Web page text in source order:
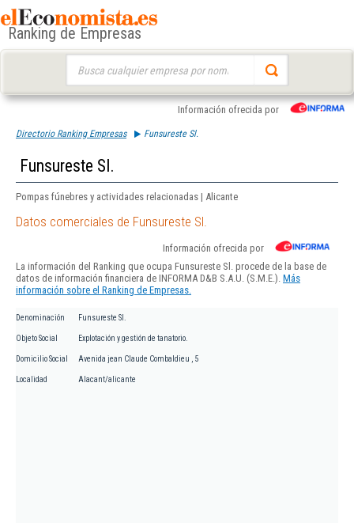
Ranking de Empresas
Información ofrecida por
Directorio Ranking Empresas Funsureste Sl.
Funsureste Sl.
Pompas fúnebres y actividades relacionadas | Alicante
Datos comerciales de Funsureste Sl.
Información ofrecida por
La información del Ranking que ocupa Funsureste Sl. procede de la base de
datos de información financiera de INFORMA D&B S.A.U. (S.M.E.). Más
información sobre el Ranking de Empresas.
Denominación Funsureste Sl.
Objeto Social Explotación y gestión de tanatorio.
Domicilio Social Avenida jean Claude Combaldieu , 5
Localidad Alacant/alicante